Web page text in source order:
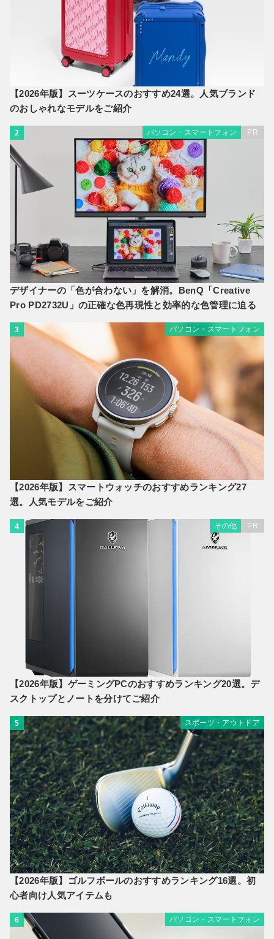
【2026年版】スーツケースのおすすめ24選。人気ブランド
のおしゃれなモデルをご紹介
2 パソコン・スマートフォン PR
デザイナーの「色が合わない」を解消。BenQ「Creative
Pro PD2732U」の正確な色再現性と効率的な色管理に迫る
3 パソコン・スマートフォン
【2026年版】スマートウォッチのおすすめランキング27
選。人気モデルをご紹介
4 その他 PR
【2026年版】ゲーミングPCのおすすめランキング20選。デ
スクトップとノートを分けてご紹介
5 スポーツ・アウトドア
【2026年版】ゴルフボールのおすすめランキング16選。初
心者向け人気アイテムも
6 パソコン・スマートフォン